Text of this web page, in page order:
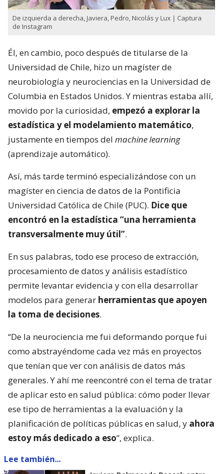
De izquierda a derecha, Javiera, Pedro, Nicolás y Lux | Captura
de Instagram
Él, en cambio, poco después de titularse de la
Universidad de Chile, hizo un magíster de
neurobiología y neurociencias en la Universidad de
Columbia en Estados Unidos. Y mientras estaba allí,
movido por la curiosidad, empezó a explorar la
estadística y el modelamiento matemático,
justamente en tiempos del machine learning
(aprendizaje automático).
Así, más tarde terminó especializándose con un
magíster en ciencia de datos de la Pontificia
Universidad Católica de Chile (PUC). Dice que
encontró en la estadística “una herramienta
transversalmente muy útil”.
En sus palabras, todo ese proceso de extracción,
procesamiento de datos y análisis estadístico
permite levantar evidencia y con ella desarrollar
modelos para generar herramientas que apoyen
la toma de decisiones.
“De la neurociencia me fui deformando porque fui
como abstrayéndome cada vez más en proyectos
que tenían que ver con análisis de datos más
generales. Y ahí me reencontré con el tema de tratar
de aplicar esto en salud pública: cómo poder llevar
ese tipo de herramientas a la evaluación y la
planificación de políticas públicas en salud, y ahora
estoy más dedicado a eso”, explica.
Lee también...